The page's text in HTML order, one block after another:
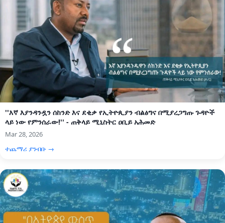
''እኛ እያንዳንዷን ሰከንድ እና ደቂቃ የኢትዮጲያን ብልፅግና በሚያረጋግጡ ጉዳዮች
ላይ ነው የምንሰራው!'' - ጠቅላይ ሚኒስትር ዐቢይ አሕመድ
Mar 28, 2026
ተጨማሪ ያንብቡ →